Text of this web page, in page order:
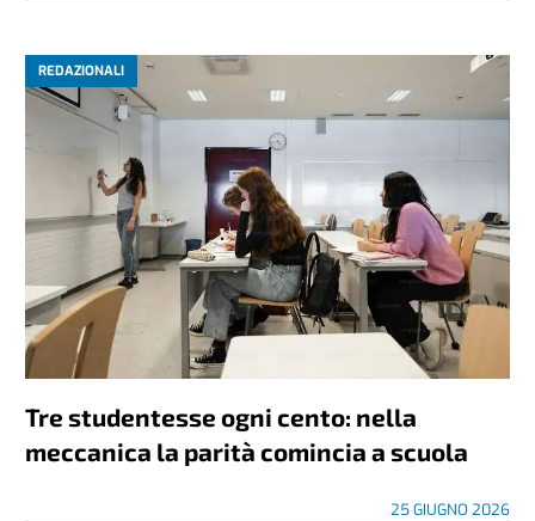
REDAZIONALI
Tre studentesse ogni cento: nella
meccanica la parità comincia a scuola
25 GIUGNO 2026